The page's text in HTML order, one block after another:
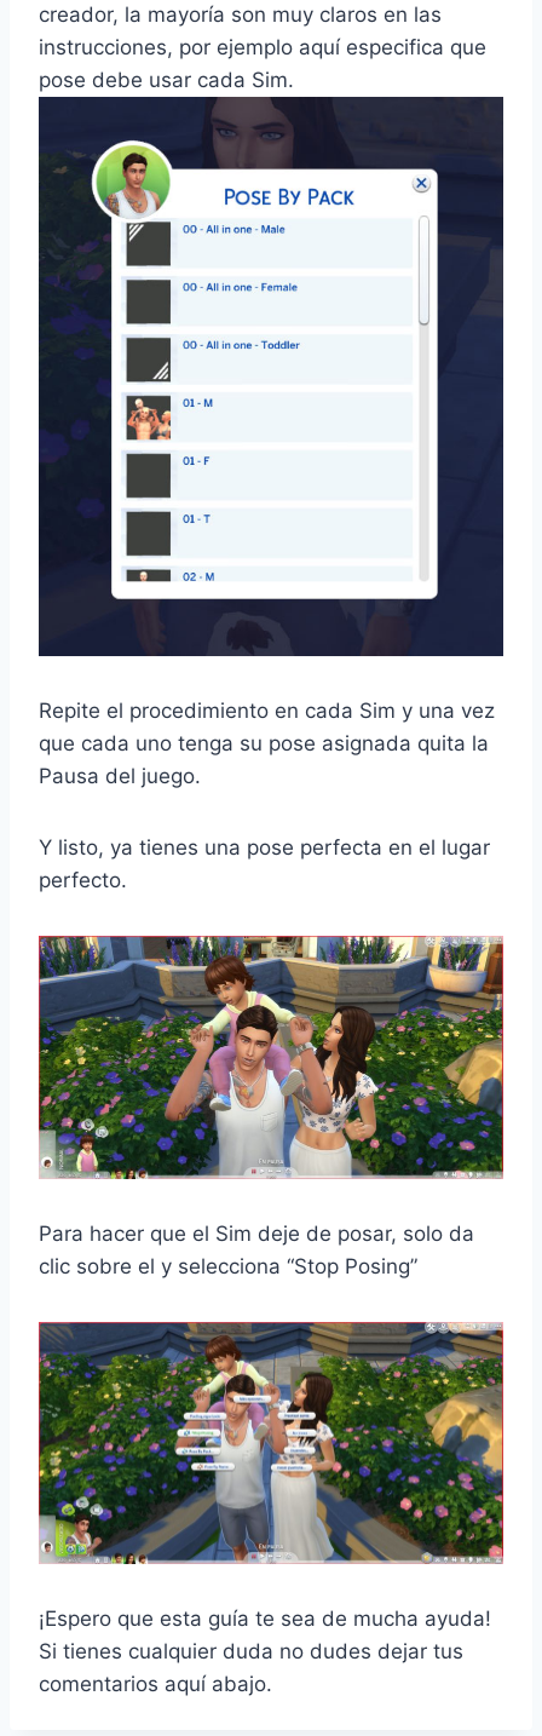
creador, la mayoría son muy claros en las
instrucciones, por ejemplo aquí especifica que
pose debe usar cada Sim.
Repite el procedimiento en cada Sim y una vez
que cada uno tenga su pose asignada quita la
Pausa del juego.
Y listo, ya tienes una pose perfecta en el lugar
perfecto.
Para hacer que el Sim deje de posar, solo da
clic sobre el y selecciona “Stop Posing”
¡Espero que esta guía te sea de mucha ayuda!
Si tienes cualquier duda no dudes dejar tus
comentarios aquí abajo.